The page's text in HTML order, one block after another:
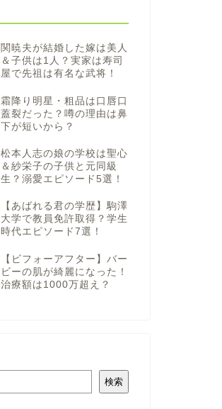
関暁夫が結婚した嫁は美人
＆子供は1人？実家は寿司
屋で先祖は有名な武将！
霜降り明星・粗品は口唇口
蓋裂だった？噂の理由は鼻
下が短いから？
松本人志の娘の学校は聖心
＆紗栄子の子供と元同級
生？溺愛エピソード5選！
【あばれる君の学歴】駒澤
大学で教員免許取得？学生
時代エピソード7選！
【ビフォーアフター】バー
ビーの肌が綺麗になった！
治療額は1000万超え？
検索